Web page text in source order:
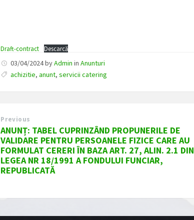
Draft-contract Descarcă
03/04/2024byAdmin inAnunturi
achizitie,anunt,servicii catering
Previous
ANUNȚ: TABEL CUPRINZÂND PROPUNERILE DE
VALIDARE PENTRU PERSOANELE FIZICE CARE AU
FORMULAT CERERI ÎN BAZA ART. 27, ALIN. 2.1 DIN
LEGEA NR 18/1991 A FONDULUI FUNCIAR,
REPUBLICATĂ